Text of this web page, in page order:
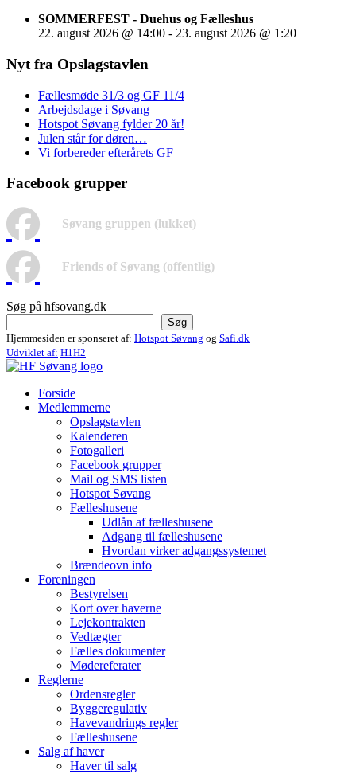
SOMMERFEST - Duehus og Fælleshus
22. august 2026 @ 14:00 - 23. august 2026 @ 1:20
Nyt fra Opslagstavlen
Fællesmøde 31/3 og GF 11/4
Arbejdsdage i Søvang
Hotspot Søvang fylder 20 år!
Julen står for døren…
Vi forbereder efterårets GF
Facebook grupper
Søvang gruppen (lukket)
Friends of Søvang (offentlig)
Søg på hfsovang.dk
Søg
Hjemmesiden er sponseret af: Hotspot Søvang og Safi.dk
Udviklet af: H1H2
Forside
Medlemmerne
Opslagstavlen
Kalenderen
Fotogalleri
Facebook grupper
Mail og SMS listen
Hotspot Søvang
Fælleshusene
Udlån af fælleshusene
Adgang til fælleshusene
Hvordan virker adgangssystemet
Brændeovn info
Foreningen
Bestyrelsen
Kort over haverne
Lejekontrakten
Vedtægter
Fælles dokumenter
Mødereferater
Reglerne
Ordensregler
Byggeregulativ
Havevandrings regler
Fælleshusene
Salg af haver
Haver til salg